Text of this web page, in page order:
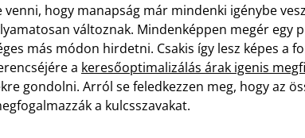
hogy manapság már mindenki igénybe
változnak. Mindenképpen megér egy
más módon hirdetni. Csakis így lesz képes a
a keresőoptimalizálás árak igenis
gondolni. Arról se feledkezzen meg, hogy az
a kulcsszavakat.